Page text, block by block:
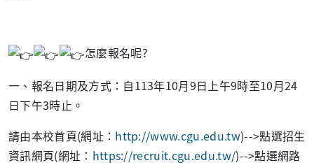
怎麼報名呢?
一、報名日期及方式：自113年10月9日上午9時至10月24
日下午3時止。
請由本校首頁(網址： http://www.cgu.edu.tw)-->點選招生
資訊網頁(網址： https://recruit.cgu.edu.tw/)-->點選網路